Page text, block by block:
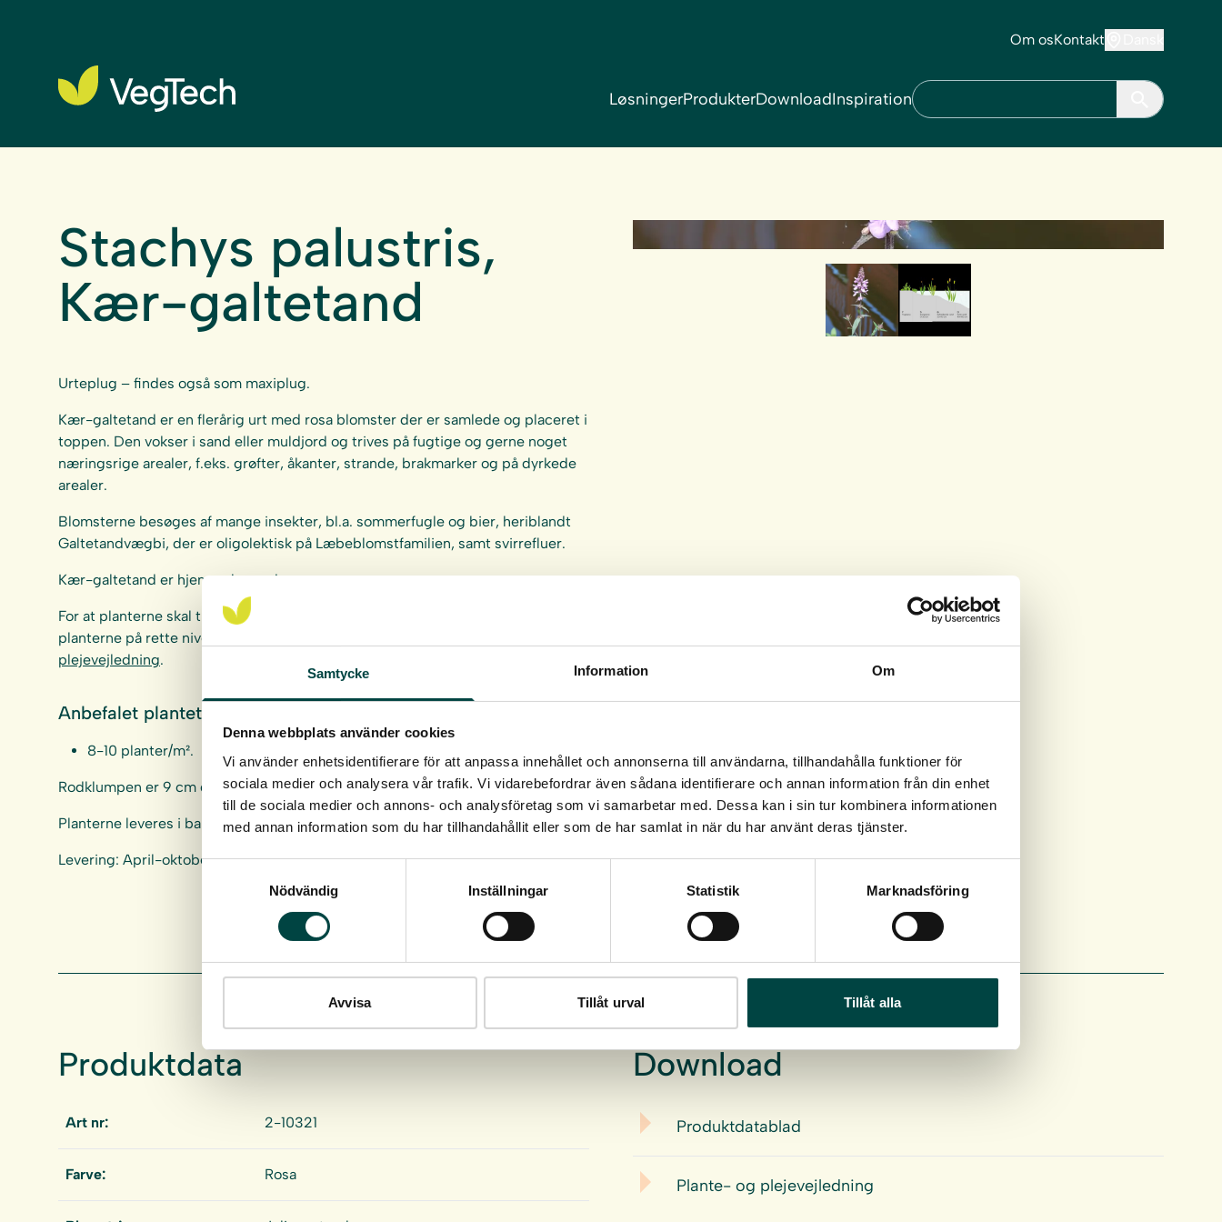
Samtycke Information Om
Denna webbplats använder cookies
Vi använder enhetsidentifierare för att anpassa innehållet och annonserna till användarna, tillhandahålla funktioner för
sociala medier och analysera vår trafik. Vi vidarebefordrar även sådana identifierare och annan information från din enhet
till de sociala medier och annons- och analysföretag som vi samarbetar med. Dessa kan i sin tur kombinera informationen
med annan information som du har tillhandahållit eller som de har samlat in när du har använt deras tjänster.
Samtyckesval
Nödvändig
Inställningar Statistik Marknadsföring
Avvisa Tillåt urval Tillåt alla
Om osKontakt
LøsningerProdukterDownloadInspiration
Stachys palustris,
Kær-galtetand
Urteplug – findes også som maxiplug.
Kær-galtetand er en flerårig urt med rosa blomster der er samlede og placeret i
toppen. Den vokser i sand eller muldjord og trives på fugtige og gerne noget
næringsrige arealer, f.eks. grøfter, åkanter, strande, brakmarker og på dyrkede
arealer.
Blomsterne besøges af mange insekter, bl.a. sommerfugle og bier, heriblandt
Galtetandvægbi, der er oligolektisk på Læbeblomstfamilien, samt svirrefluer.
Kær-galtetand er hjemmehørende.
For at planterne skal trives og udvikles på bedste vis er det vigtigt at plante
planterne på rette niveau i forhold til middelvandstanden. Se
plejevejledning.
Anbefalet plantetæthed:
8-10 planter/m².
Rodklumpen er 9 cm dyb og 4 cm i diameter.
Planterne leveres i bakker af 40 stk.
Levering: April-oktober
Produktdata
Art nr: 2-10321
Farve: Rosa
Download
Produktdatablad
Plante- og plejevejledning